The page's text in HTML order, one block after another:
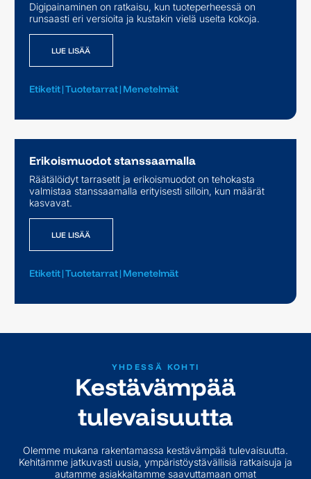
Digipainaminen on ratkaisu, kun tuoteperheessä on
runsaasti eri versioita ja kustakin vielä useita kokoja.
LUE LISÄÄ
LUE LISÄÄ
Etiketit|Tuotetarrat| Menetelmät
Erikoismuodot stanssaamalla
Räätälöidyt tarrasetit ja erikoismuodot on tehokasta
valmistaa stanssaamalla erityisesti silloin, kun määrät
kasvavat.LUE LISÄÄ
LUE LISÄÄ
Etiketit|Tuotetarrat| Menetelmät
YHDESSÄ KOHTI
Kestävämpää
tulevaisuutta
Olemme mukana rakentamassa kestävämpää tulevaisuutta.
Kehitämme jatkuvasti uusia, ympäristöystävällisiä ratkaisuja ja
autamme asiakkaitamme saavuttamaan omat